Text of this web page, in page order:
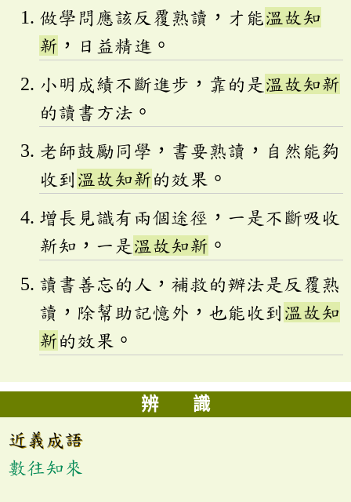
做學問應該反覆熟讀，才能溫故知
新 ，日益精進。
小明成績不斷進步，靠的是 溫故知新
的讀書方法。
老師鼓勵同學，書要熟讀，自然能夠
收到 溫故知新的效果。
增長見識有兩個途徑，一是不斷吸收
新知，一是 溫故知新 。
讀書善忘的人，補救的辦法是反覆熟
讀，除幫助記憶外，也能收到 溫故知
新的效果。
辨 識
近義成語
數往知來